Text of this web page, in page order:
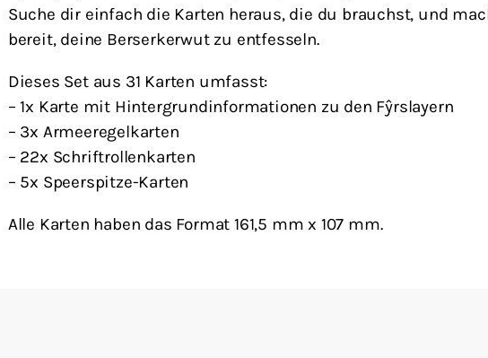
Suche dir einfach die Karten heraus, die du brauchst, und
bereit, deine Berserkerwut zu entfesseln.
Dieses Set aus 31 Karten umfasst:
– 1x Karte mit Hintergrundinformationen zu den Fŷrslayern
– 3x Armeeregelkarten
– 22x Schriftrollenkarten
– 5x Speerspitze-Karten
Alle Karten haben das Format 161,5 mm x 107 mm.